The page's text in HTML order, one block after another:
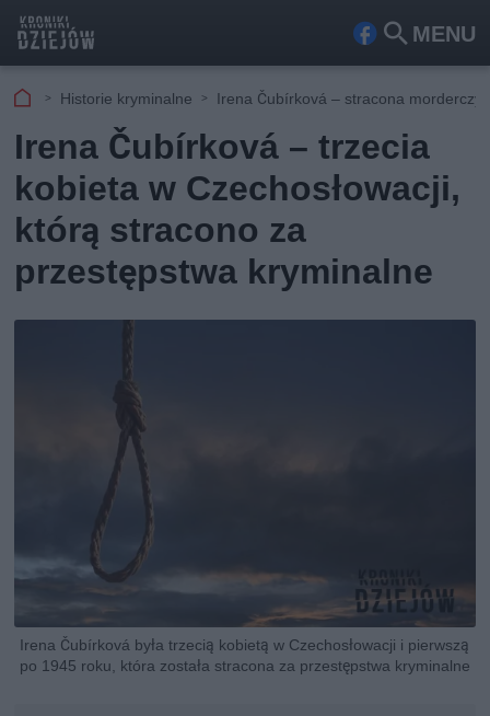
MENU
Fa
ook
Szu
Historie kryminalne Irena Čubírková – stracona
Irena Čubírková – trzecia
kobieta w Czechosłowacji,
którą stracono za
przestępstwa kryminalne
Irena Čubírková była trzecią kobietą w Czechosłowacji i pierwszą
po 1945 roku, która została stracona za przestępstwa kryminalne